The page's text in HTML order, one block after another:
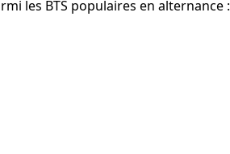
les BTS populaires en alternance :